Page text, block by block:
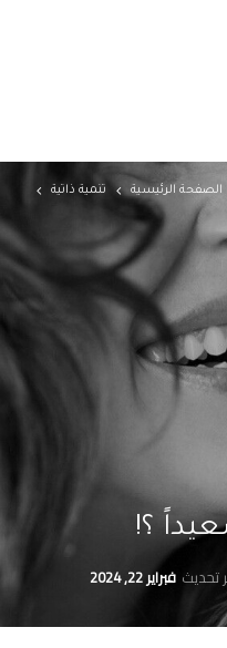
الصفحة الرئيسية تنمية ذاتية
؟!
تحديث فبراير 22, 2024